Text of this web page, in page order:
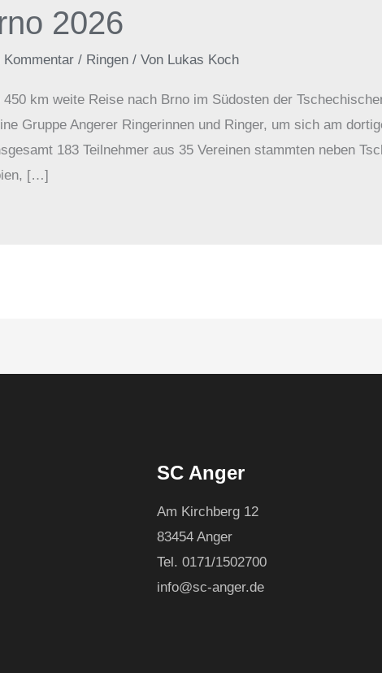
2026
Kommentar / Ringen / Von Lukas Koch
450 km weite Reise nach Brno im Südosten der
Gruppe Angerer Ringerinnen und Ringer, um sich am
183 Teilnehmer aus 35 Vereinen stammten neben
[…]
SC Anger
Am Kirchberg 12
83454 Anger
Tel. 0171/1502700
info@sc-anger.de